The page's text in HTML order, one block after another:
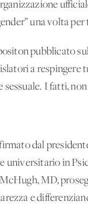
una volta
pubblicato
a respingere
I fatti,
dal
universitario in
MD,
e